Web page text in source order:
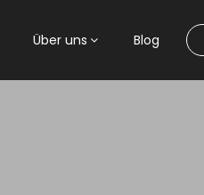
Über uns Blog